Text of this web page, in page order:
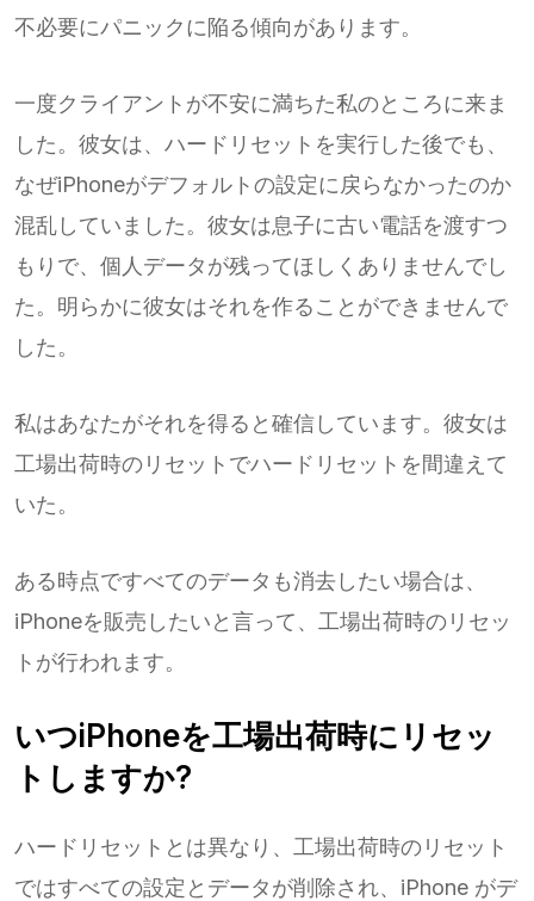
不必要にパニックに陥る傾向があります。
一度クライアントが不安に満ちた私のところに来ま
した。彼女は、ハードリセットを実行した後でも、
なぜiPhoneがデフォルトの設定に戻らなかったのか
混乱していました。彼女は息子に古い電話を渡すつ
もりで、個人データが残ってほしくありませんでし
た。明らかに彼女はそれを作ることができませんで
した。
私はあなたがそれを得ると確信しています。彼女は
工場出荷時のリセットでハードリセットを間違えて
いた。
ある時点ですべてのデータも消去したい場合は、
iPhoneを販売したいと言って、工場出荷時のリセッ
トが行われます。
いつiPhoneを工場出荷時にリセッ
トしますか?
ハードリセットとは異なり、工場出荷時のリセット
ではすべての設定とデータが削除され、iPhone がデ